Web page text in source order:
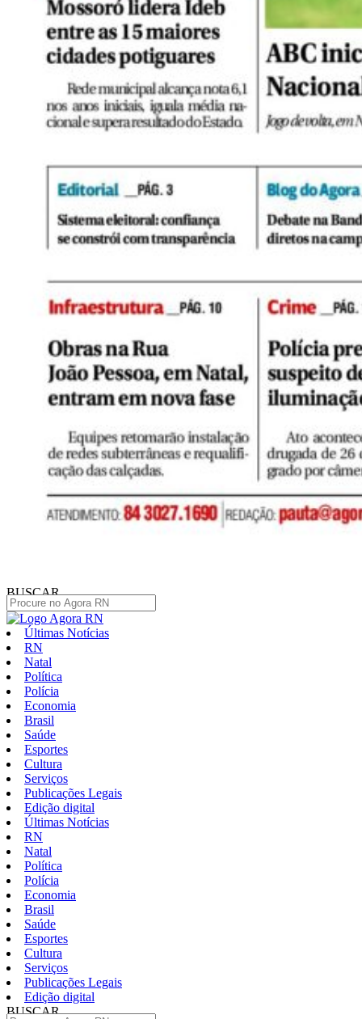
BUSCAR
Últimas Notícias
RN
Natal
Política
Polícia
Economia
Brasil
Saúde
Esportes
Cultura
Serviços
Publicações Legais
Edição digital
Últimas Notícias
RN
Natal
Política
Polícia
Economia
Brasil
Saúde
Esportes
Cultura
Serviços
Publicações Legais
Edição digital
BUSCAR